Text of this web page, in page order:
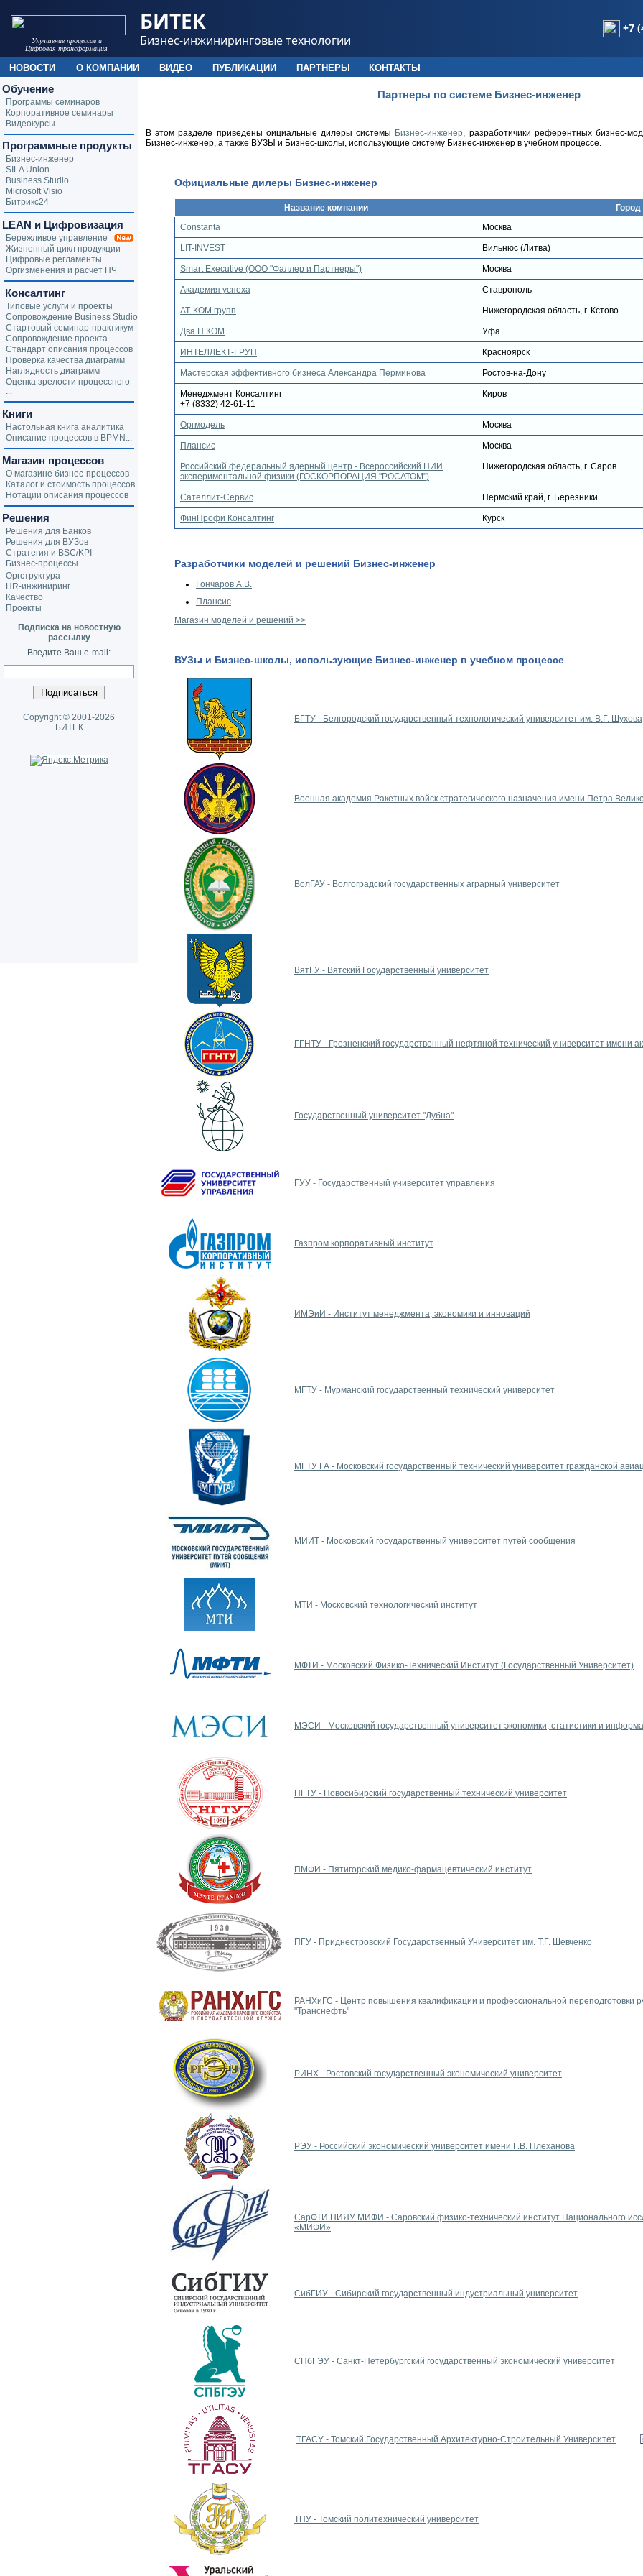
Партнеры по системе Бизнес-инженер
В этом разделе приведены оициальные дилеры системы Бизнес-инженер, разработичики референтных бизнес-
Бизнес-инженер, а также ВУЗЫ и Бизнес-школы, использующие систему Бизнес-инженер в учебном процессе.
Официальные дилеры Бизнес-инженер
Название компании
Город
Constanta
Москва
LIT-INVEST Вильнюс (Литва)
Smart Executive (ООО "Фаллер и Партнеры") Москва
Академия успеха Ставрополь
АТ-КОМ групп Нижегородская область, г. Кстово
Два Н КОМ Уфа
ИНТЕЛЛЕКТ-ГРУП Красноярск
Мастерская эффективного бизнеса Александра Перминова Ростов-на-Дону
Менеджмент Консалтинг
+7 (8332) 42-61-11
Киров
Оргмодель Москва
Плансис Москва
Российский федеральный ядерный центр - Всероссийский НИИ
экспериментальной физики (ГОСКОРПОРАЦИЯ "РОСАТОМ")
Нижегородская область, г. Саров
Сателлит-Сервис Пермский край, г. Березники
ФинПрофи Консалтинг Курск
Разработчики моделей и решений Бизнес-инженер
Гончаров А.В.
Плансис
Магазин моделей и решений >>
ВУЗы и Бизнес-школы, использующие Бизнес-инженер в учебном процессе
БГТУ - Белгородский государственный технологический университет им. В.Г. Шухова
Военная академия Ракетных войск стратегического назначения имени Петра
ВолГАУ - Волгоградский государственных аграрный университет
ВятГУ - Вятский Государственный университет
ГГНТУ - Грозненский государственный нефтяной технический университет имени
Государственный университет "Дубна"
ГУУ - Государственный университет управления
Газпром корпоративный институт
ИМЭиИ - Институт менеджмента, экономики и инноваций
МГТУ - Мурманский государственный технический университет
МГТУ ГА - Московский государственный технический университет гражданской
МИИТ - Московский государственный университет путей сообщения
МТИ - Московский технологический институт
МФТИ - Московский Физико-Технический Институт (Государственный Университет)
МЭСИ - Московский государственный университет экономики, статистики и
НГТУ - Новосибирский государственный технический университет
ПМФИ - Пятигорский медико-фармацевтический институт
ПГУ - Приднестровский Государственный Университет им. Т.Г. Шевченко
РАНХиГС - Центр повышения квалификации и профессиональной переподготовки
"Транснефть"
РИНХ - Ростовский государственный экономический университет
РЭУ - Российский экономический университет имени Г.В. Плеханова
СарФТИ НИЯУ МИФИ - Саровский физико-технический институт Национального
«МИФИ»
СибГИУ - Сибирский государственный индустриальный университет
СПбГЭУ - Санкт-Петербургский государственный экономический университет
ТГАСУ - Томский Государственный Архитектурно-Строительный Университет
ТПУ - Томский политехнический университет
Обучение
Программы семинаров
Корпоративное семинары
Видеокурсы
Программные продукты
Бизнес-инженер
SILA Union
Business Studio
Microsoft Visio
Битрикс24
LEAN и Цифровизация
Бережливое управление
Жизненный цикл продукции
Цифровые регламенты
Оргизменения и расчет НЧ
Консалтинг
Типовые услуги и проекты
Сопровождение Business Studio
Стартовый семинар-практикум
Сопровождение проекта
Стандарт описания процессов
Проверка качества диаграмм
Наглядность диаграмм
Оценка зрелости процессного
...
Книги
Настольная книга аналитика
Описание процессов в BPMN...
Магазин процессов
О магазине бизнес-процессов
Каталог и стоимость процессов
Нотации описания процессов
Решения
Решения для Банков
Решения для ВУЗов
Стратегия и BSC/KPI
Бизнес-процессы
Оргструктура
HR-инжиниринг
Качество
Проекты
Подписка на новостную
рассылку
Введите Ваш e-mail:
Copyright © 2001-2026
БИТЕК
Улучшение процессов и
Цифровая трансформация
БИТЕК
Бизнес-инжиниринговые технологии
+7
НОВОСТИ О КОМПАНИИ ВИДЕО ПУБЛИКАЦИИ ПАРТНЕРЫ КОНТАКТЫ